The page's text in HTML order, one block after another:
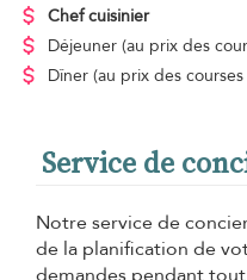
Chef cuisinier
Déjeuner (au prix des
Dîner (au prix des
Service de
Notre service de
de la planification de